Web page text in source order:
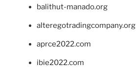
balithut-manado.org
alteregotradingcompany.org
aprce2022.com
ibie2022.com